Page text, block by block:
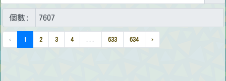
個數:
‹ 1 2 3 4 633 634 ›